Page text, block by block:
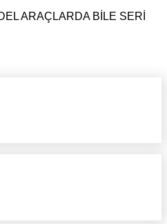
ARAÇLARDA BİLE SERİ